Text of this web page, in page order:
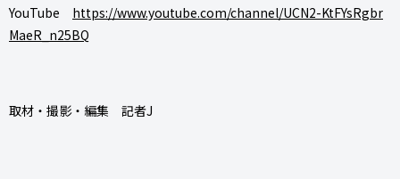
YouTube https://www.youtube.com/channel/UCN2-KtFYsRgbr
MaeR_n25BQ
取材・撮影・編集 記者J